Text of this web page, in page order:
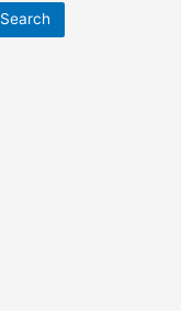
Search